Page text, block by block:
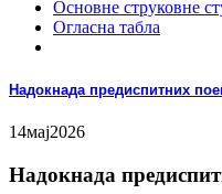
Основне струковне
Огласна табла
Надокнада предиспитних
14мај2026
Надокнада